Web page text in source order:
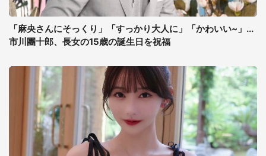
「麻央さんにそっくり」「すっかり大人に」「かわいい~」...
市川團十郎、長女の15歳の誕生日を祝福